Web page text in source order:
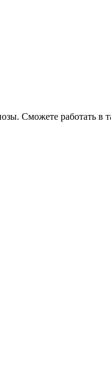
Сможете работать